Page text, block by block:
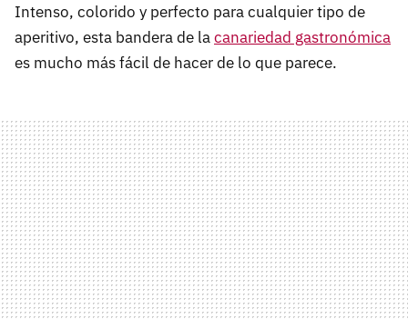
Intenso, colorido y perfecto para cualquier tipo de
aperitivo, esta bandera de lacanariedad gastronómica
es mucho más fácil de hacer de lo que parece.